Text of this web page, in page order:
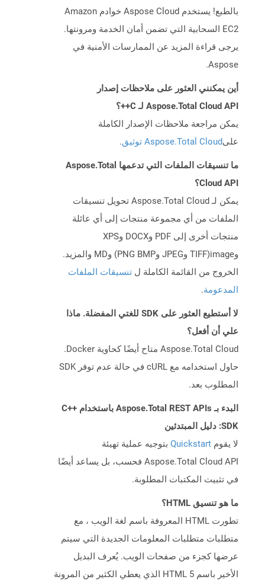
بالطبع! يستخدم Aspose Cloud خوادم Amazon
EC2 السحابية التي تضمن أمان الخدمة ومرونتها.
يرجى قراءة المزيد عن الممارسات الأمنية في
Aspose.
أين يمكنني العثور على ملاحظات إصدار
Aspose.Total Cloud API لـ C++؟
يمكن مراجعة ملاحظات الإصدار الكاملة
علىAspose.Total Cloud توثيق .
ما تنسيقات الملفات التي تدعمها Aspose.Total
Cloud API؟
يمكن لـ Aspose.Total Cloud تحويل تنسيقات
الملفات من أي مجموعة منتجات إلى أي عائلة
منتجات أخرى إلى PDF وDOCX وXPS
وimage(TIFF وJPEG وPNG BMP) وMD والمزيد.
الخروج من القائمة الكاملة ل تنسيقات الملفات
المدعومة.
لا أستطيع العثور على SDK للغتي المفضلة. ماذا
علي أن أفعل؟
Aspose.Total Cloud متاح أيضًا كحاوية Docker.
حاول استخدامه مع cURL في حالة عدم توفر SDK
المطلوب بعد.
البدء بـ Aspose.Total REST APIs باستخدام C++
SDK: دليل المبتدئين
لا يقوم Quickstart بتوجيه عملية تهيئة
Aspose.Total Cloud API فحسب، بل يساعد أيضًا
في تثبيت المكتبات المطلوبة.
ما هو تنسيق HTML؟
تطورت HTML المعروفة باسم لغة الويب ، مع
متطلبات متطلبات المعلومات الجديدة التي سيتم
عرضها كجزء من صفحات الويب. يُعرف البديل
الأخير باسم HTML 5 الذي يعطي الكثير من المرونة